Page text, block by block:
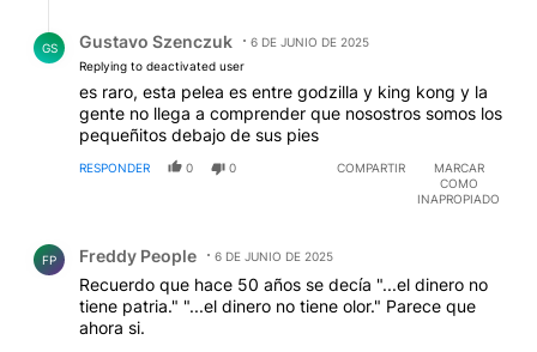
GS Gustavo Szenczuk
6 DE JUNIO DE 2025
Replying to deactivated user
es raro, esta pelea es entre godzilla y king kong y la
gente no llega a comprender que nosostros somos los
pequeñitos debajo de sus pies
RESPONDER 0 0 COMPARTIR
MARCAR
COMO
INAPROPIADO
FP Freddy People 6 DE JUNIO DE 2025
Recuerdo que hace 50 años se decía "...el dinero no
tiene patria." "...el dinero no tiene olor." Parece que
ahora si.